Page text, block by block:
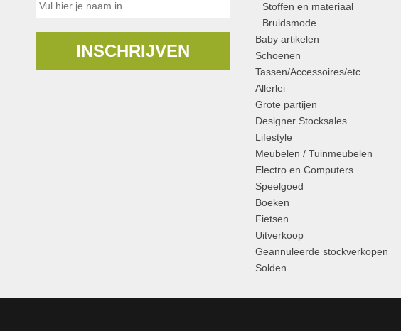
INSCHRIJVEN
Stoffen en materiaal
Bruidsmode
Baby artikelen
Schoenen
Tassen/Accessoires/etc
Allerlei
Grote partijen
Designer Stocksales
Lifestyle
Meubelen / Tuinmeubelen
Electro en Computers
Speelgoed
Boeken
Fietsen
Uitverkoop
Geannuleerde stockverkopen
Solden